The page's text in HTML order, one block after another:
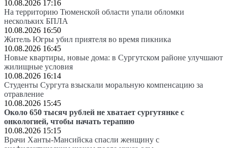
10.08.2026 17:16
На территорию Тюменской области упали обломки
нескольких БПЛА
10.08.2026 16:50
Житель Югры убил приятеля во время пикника
10.08.2026 16:45
Новые квартиры, новые дома: в Сургутском районе улучшают
жилищные условия
10.08.2026 16:14
Студенты Сургута взыскали моральную компенсацию за
отравление
10.08.2026 15:45
Около 650 тысяч рублей не хватает сургутянке с
онкологией, чтобы начать терапию
10.08.2026 15:15
Врачи Ханты-Мансийска спасли женщину с